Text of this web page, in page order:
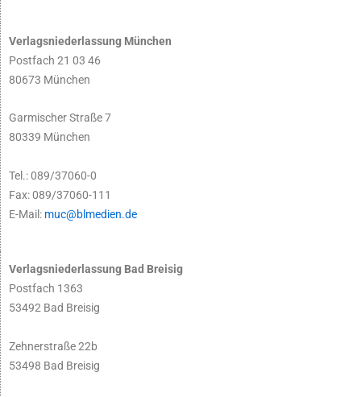
Verlagsniederlassung München
Postfach 21 03 46
80673 München
Garmischer Straße 7
80339 München
Tel.: 089/37060-0
Fax: 089/37060-111
E-Mail: muc@blmedien.de
Verlagsniederlassung Bad Breisig
Postfach 1363
53492 Bad Breisig
Zehnerstraße 22b
53498 Bad Breisig